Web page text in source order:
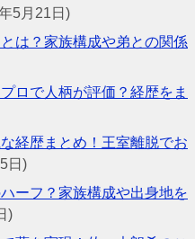
5月21日)
は？家族構成や弟との関係
ロで人柄が評価？経歴をま
経歴まとめ！王室離脱でお
日)
ーフ？家族構成や出身地を
)